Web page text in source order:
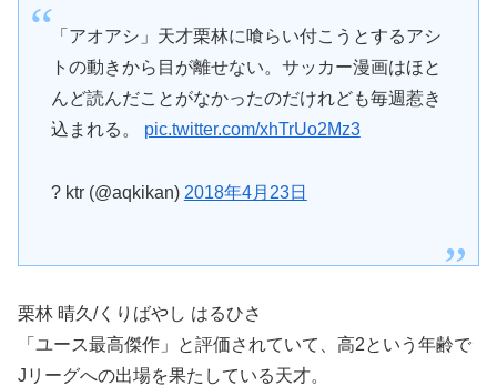
「アオアシ」天才栗林に喰らい付こうとするアシ
トの動きから目が離せない。サッカー漫画はほと
んど読んだことがなかったのだけれども毎週惹き
込まれる。 pic.twitter.com/xhTrUo2Mz3
? ktr (@aqkikan) 2018年4月23日
栗林 晴久/くりばやし はるひさ
「ユース最高傑作」と評価されていて、高2という年齢で
Jリーグへの出場を果たしている天才。